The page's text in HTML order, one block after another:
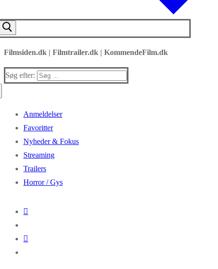
Filmsiden.dk | Filmtrailer.dk | KommendeFilm.dk
Søg efter:
Anmeldelser
Favoritter
Nyheder & Fokus
Streaming
Trailers
Horror / Gys